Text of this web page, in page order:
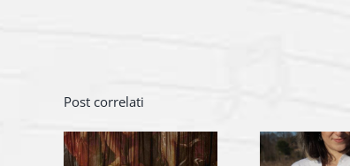
Post correlati